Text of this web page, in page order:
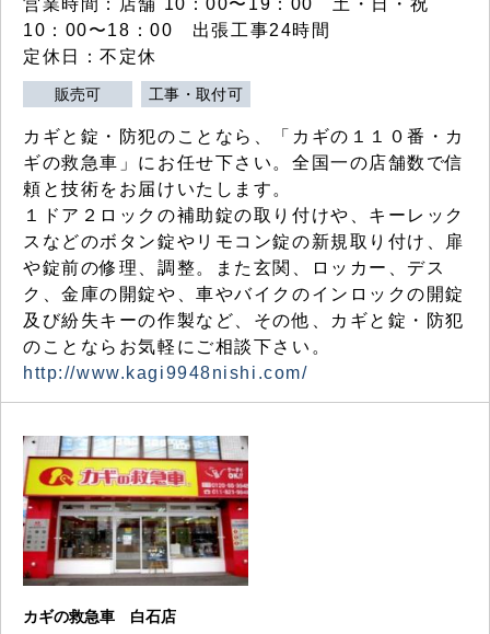
営業時間：店舗 10：00〜19：00 土・日・祝
10：00〜18：00 出張工事24時間
定休日：不定休
販売可 工事・取付可
カギと錠・防犯のことなら、「カギの１１０番・カ
ギの救急車」にお任せ下さい。全国一の店舗数で信
頼と技術をお届けいたします。
１ドア２ロックの補助錠の取り付けや、キーレック
スなどのボタン錠やリモコン錠の新規取り付け、扉
や錠前の修理、調整。また玄関、ロッカー、デス
ク、金庫の開錠や、車やバイクのインロックの開錠
及び紛失キーの作製など、その他、カギと錠・防犯
のことならお気軽にご相談下さい。
http://www.kagi9948nishi.com/
カギの救急車 白石店